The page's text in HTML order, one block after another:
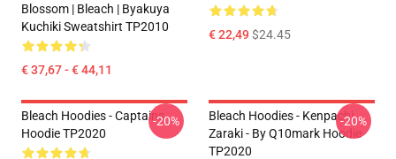
Blossom | Bleach | Byakuya
Kuchiki Sweatshirt TP2010
€ 37,67 - € 44,11
€ 22,49$24.45
Bleach Hoodies - Captains
Hoodie TP2020
-20%
Bleach Hoodies - Kenpachi
Zaraki - By Q10mark Hoodie
TP2020
-20%